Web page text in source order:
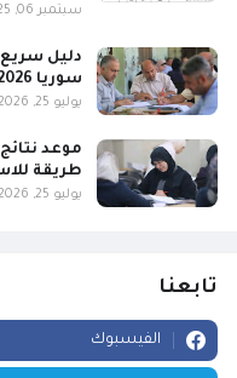
سبتمبر 06, 2025
دليل
سوريا 2026 في موعدها المحدد عبر التطبيق؟
يوليو 25, 2026
طريقة
يوليو 25, 2026
تابعنا
الفيسبوك